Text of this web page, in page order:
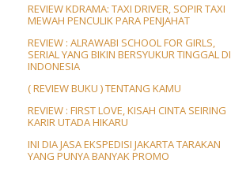
REVIEW KDRAMA: TAXI DRIVER, SOPIR TAXI
MEWAH PENCULIK PARA PENJAHAT
REVIEW : ALRAWABI SCHOOL FOR GIRLS,
SERIAL YANG BIKIN BERSYUKUR TINGGAL DI
INDONESIA
( REVIEW BUKU ) TENTANG KAMU
REVIEW : FIRST LOVE, KISAH CINTA SEIRING
KARIR UTADA HIKARU
INI DIA JASA EKSPEDISI JAKARTA TARAKAN
YANG PUNYA BANYAK PROMO